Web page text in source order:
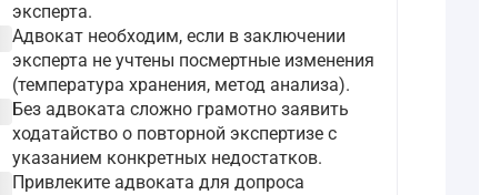
эксперта.
check_circleАдвокат необходим, если в заключении
эксперта не учтены посмертные изменения
(температура хранения, метод анализа).
Без адвоката сложно грамотно заявить
ходатайство о повторной экспертизе с
указанием конкретных недостатков.
Привлеките адвоката для допроса